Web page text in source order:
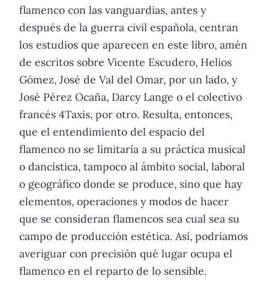
flamenco con las vanguardias, antes y
después de la guerra civil española, centran
los estudios que aparecen en este libro, amén
de escritos sobre Vicente Escudero, Helios
Gómez, José de Val del Omar, por un lado, y
José Pérez Ocaña, Darcy Lange o el colectivo
francés 4Taxis, por otro. Resulta, entonces,
que el entendimiento del espacio del
flamenco no se limitaría a su práctica musical
o dancística, tampoco al ámbito social, laboral
o geográfico donde se produce, sino que hay
elementos, operaciones y modos de hacer
que se consideran flamencos sea cual sea su
campo de producción estética. Así, podríamos
averiguar con precisión qué lugar ocupa el
flamenco en el reparto de lo sensible.